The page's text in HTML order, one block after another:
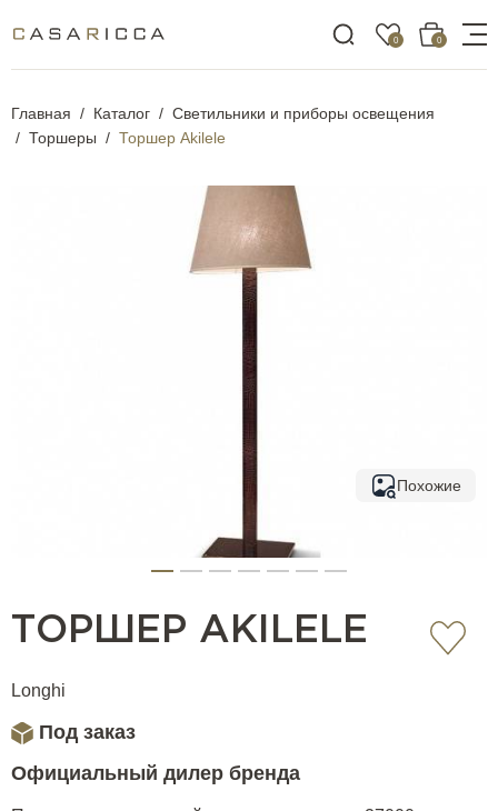
0 0
Главная Каталог
Светильники и приборы освещения
Торшеры
Торшер Akilele
Похожие
ТОРШЕР AKILELE
Longhi
Под заказ
Официальный дилер бренда